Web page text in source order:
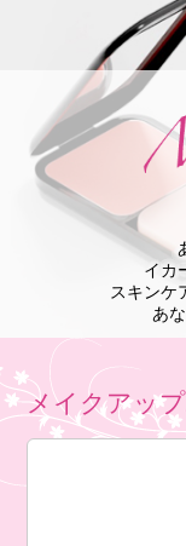
イカ
スキンケ
あ
メイクアッ